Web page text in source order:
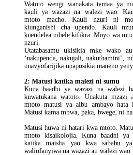
Watoto wengi wanakata tamaa ya
kauli ya wazazi na walezi wao.
mtoto macho. Kauli nzuri ni
kiunganishi cha upendo. Kauli
kuendelea mbele kifikra. Moyo wa
nzuri.
Utatabasamu ukisikia mke wako
‘nakupenda, nakujali, nakuthamini’,
unavyofarijika unaposikia maneno
2: Matusi katika malezi ni sumu
Kuna baadhi ya wazazi na walezi
kuwatukana watoto. Unakuta mzazi
mtoto matusi ya aibu ambayo hata
Matusi kama mbwa, paka, bwege, ni
Matusi huwa ni hatari kwa mtoto.
mtoto kisaikolojia. Kuna baadhi ya
katika maisha yao kwa sababu
waliofanyiwa na wazazi au walezi wao.